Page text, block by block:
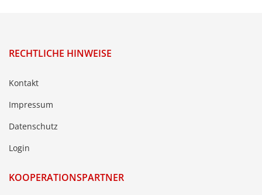
RECHTLICHE HINWEISE
Kontakt
Impressum
Datenschutz
Login
KOOPERATIONSPARTNER